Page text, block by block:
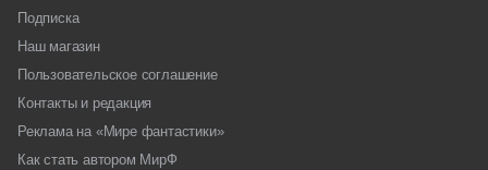
Подписка
Наш магазин
Пользовательское соглашение
Контакты и редакция
Реклама на «Мире фантастики»
Как стать автором МирФ